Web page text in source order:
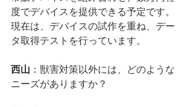
度でデバイスを提供できる予定です。
現在は、デバイスの試作を重ね、デー
タ取得テストを行っています。
西山 ：獣害対策以外には、どのような
ニーズがありますか？